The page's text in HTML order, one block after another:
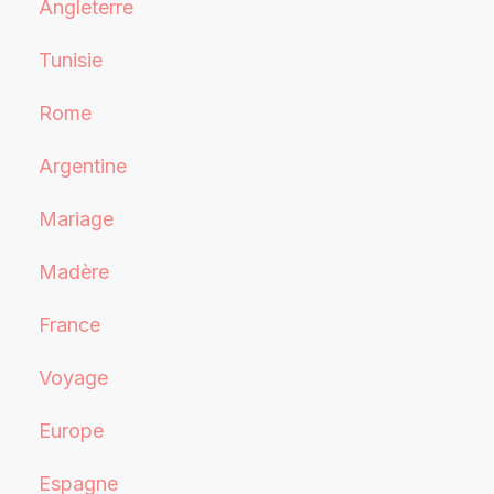
Angleterre
Tunisie
Rome
Argentine
Mariage
Madère
France
Voyage
Europe
Espagne